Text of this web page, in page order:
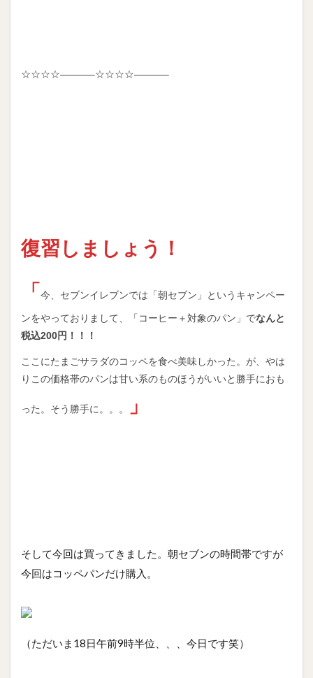
☆☆☆☆———–☆☆☆☆———–
復習しましょう！
「 今、セブンイレブンでは「朝セブン」というキャンペー
ンをやっておりまして、「コーヒー＋対象のパン」でなんと
税込200円！！！
ここにたまごサラダのコッペを食べ美味しかった。が、やは
りこの価格帯のパンは甘い系のものほうがいいと勝手におも
った。そう勝手に。。。 」
そして今回は買ってきました。朝セブンの時間帯ですが
今回はコッペパンだけ購入。
（ただいま18日午前9時半位、、、今日です笑）